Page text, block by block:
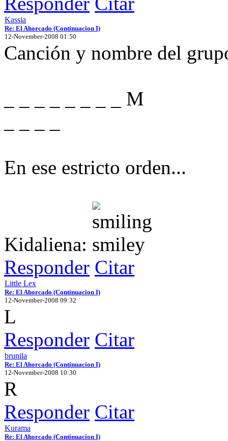
Kassia
Re: El Ahorcado (Continuacion I)
12-November-2008 01:50
Canción y nombre del
_ _ _ _ _ _ _ _ M
En ese estricto orden...
Kidaliena:
Responder Citar
Little Lex
Re: El Ahorcado (Continuacion I)
12-November-2008 09:32
L
Responder Citar
brunila
Re: El Ahorcado (Continuacion I)
12-November-2008 10:30
R
Responder Citar
Kurama
Re: El Ahorcado (Continuacion I)